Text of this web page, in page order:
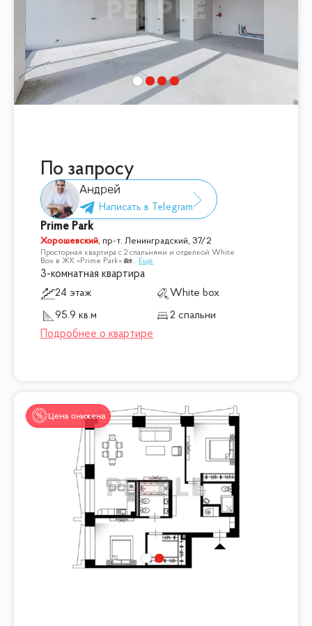
По запросу
Андрей
Prime Park
Хорошевский,пр-т. Ленинградский, 37/2
Просторная квартира с 2 спальнями и отделкой White
Box в ЖК «Prime Park» 🏡... Ещё
3-комнатная квартира
24 этаж
White box
95.9 кв.м
2 спальни
Цена снижена